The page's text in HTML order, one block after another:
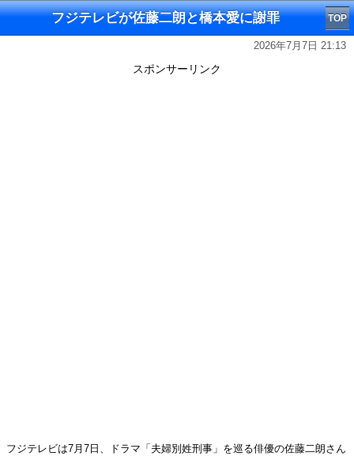
フジテレビが佐藤二朗と橋本愛に謝罪 TOP
2026年7月7日 21:13
スポンサーリンク
フジテレビは7月7日、ドラマ「夫婦別姓刑事」を巡る俳優の佐藤二朗さん